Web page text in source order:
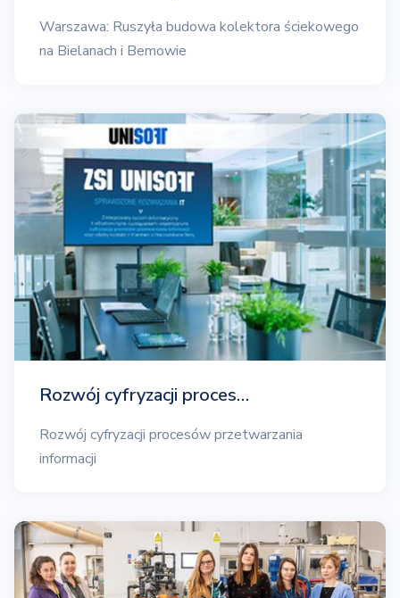
Warszawa: Ruszyła budowa kolektora ściekowego
na Bielanach i Bemowie
Rozwój cyfryzacji proces…
Rozwój cyfryzacji procesów przetwarzania
informacji